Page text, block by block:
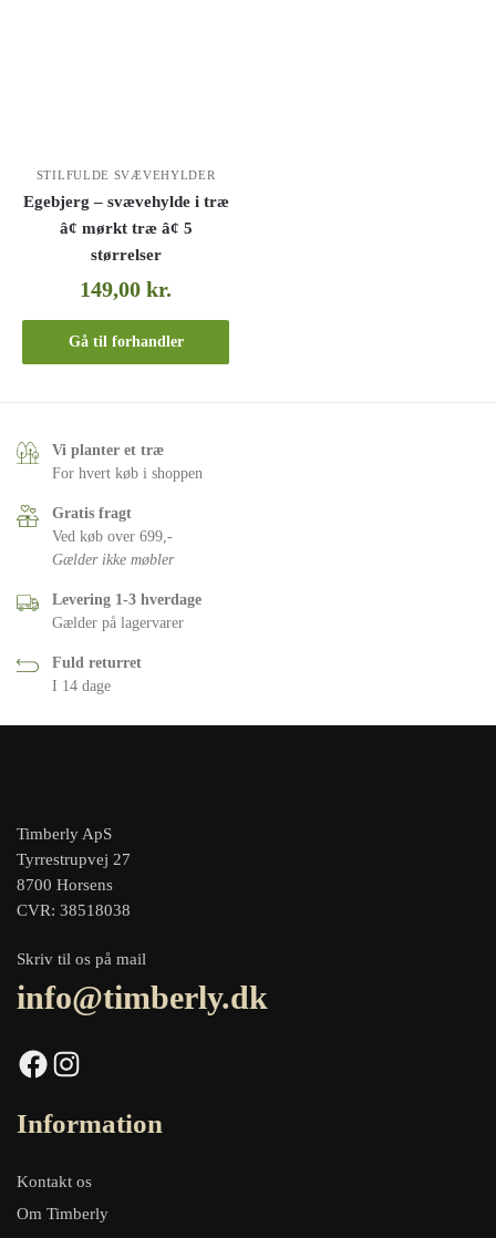
STILFULDE SVÆVEHYLDER
Egebjerg – svævehylde i træ
â¢ mørkt træ â¢ 5
størrelser
149,00kr.
Gå til forhandler
Vi planter et træ
For hvert køb i shoppen
Gratis fragt
Ved køb over 699,-
Gælder ikke møbler
Levering 1-3 hverdage
Gælder på lagervarer
Fuld returret
I 14 dage
Timberly ApS
Tyrrestrupvej 27
8700 Horsens
CVR: 38518038
Skriv til os på mail
info@timberly.dk
Facebook Instagram
Information
Kontakt os
Om Timberly